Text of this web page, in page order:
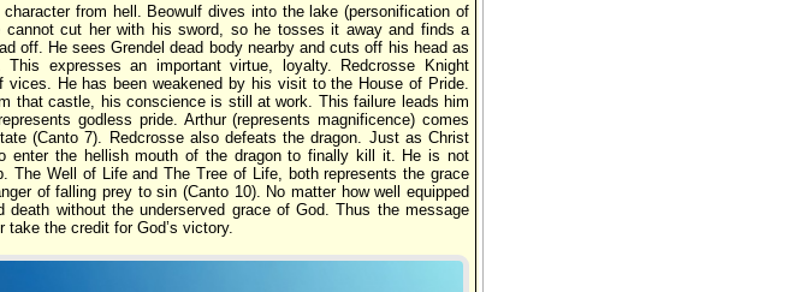
from hell. Beowulf dives into the lake (personification of
cannot cut her with his sword, so he tosses it away and finds a
off. He sees Grendel dead body nearby and cuts off his head as
expresses an important virtue, loyalty. Redcrosse Knight
He has been weakened by his visit to the House of Pride.
that castle, his conscience is still at work. This failure leads him
godless pride. Arthur (represents magnificence) comes
(Canto 7). Redcrosse also defeats the dragon. Just as Christ
enter the hellish mouth of the dragon to finally kill it. He is not
Well of Life and The Tree of Life, both represents the grace
of falling prey to sin (Canto 10). No matter how well equipped
without the underserved grace of God. Thus the message
the credit for God’s victory.